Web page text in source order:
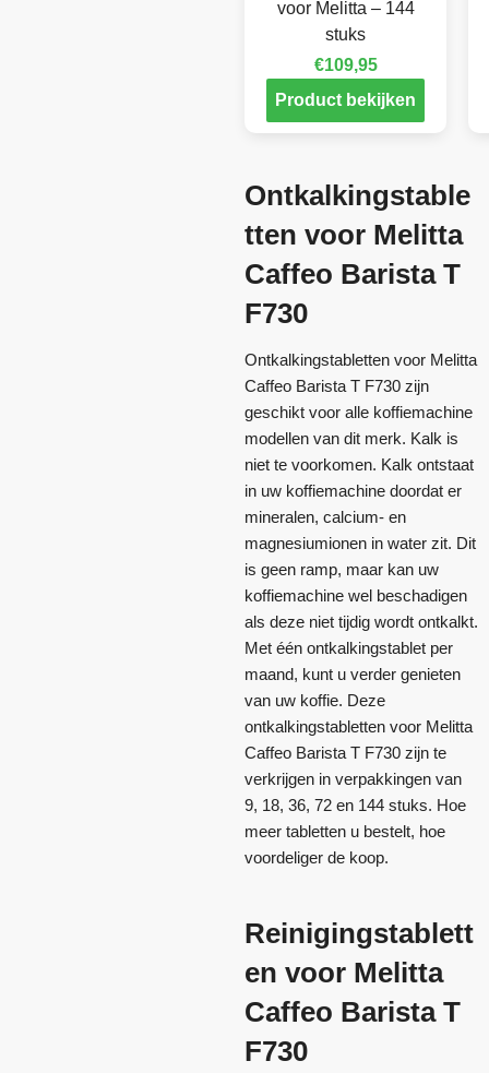
voor Melitta – 144
stuks
€109,95
Product bekijken
Ontkalkingstable
tten voor Melitta
Caffeo Barista T
F730
Ontkalkingstabletten voor Melitta
Caffeo Barista T F730 zijn
geschikt voor alle koffiemachine
modellen van dit merk. Kalk is
niet te voorkomen. Kalk ontstaat
in uw koffiemachine doordat er
mineralen, calcium- en
magnesiumionen in water zit. Dit
is geen ramp, maar kan uw
koffiemachine wel beschadigen
als deze niet tijdig wordt ontkalkt.
Met één ontkalkingstablet per
maand, kunt u verder genieten
van uw koffie. Deze
ontkalkingstabletten voor Melitta
Caffeo Barista T F730 zijn te
verkrijgen in verpakkingen van
9, 18, 36, 72 en 144 stuks. Hoe
meer tabletten u bestelt, hoe
voordeliger de koop.
Reinigingstablett
en voor Melitta
Caffeo Barista T
F730